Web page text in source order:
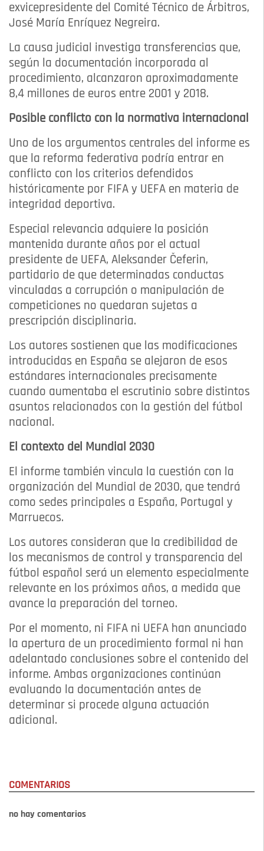
exvicepresidente del Comité Técnico de Árbitros,
José María Enríquez Negreira.
La causa judicial investiga transferencias que,
según la documentación incorporada al
procedimiento, alcanzaron aproximadamente
8,4 millones de euros entre 2001 y 2018.
Posible conflicto con la normativa internacional
Uno de los argumentos centrales del informe es
que la reforma federativa podría entrar en
conflicto con los criterios defendidos
históricamente por FIFA y UEFA en materia de
integridad deportiva.
Especial relevancia adquiere la posición
mantenida durante años por el actual
presidente de UEFA, Aleksander Čeferin,
partidario de que determinadas conductas
vinculadas a corrupción o manipulación de
competiciones no quedaran sujetas a
prescripción disciplinaria.
Los autores sostienen que las modificaciones
introducidas en España se alejaron de esos
estándares internacionales precisamente
cuando aumentaba el escrutinio sobre distintos
asuntos relacionados con la gestión del fútbol
nacional.
El contexto del Mundial 2030
El informe también vincula la cuestión con la
organización del Mundial de 2030, que tendrá
como sedes principales a España, Portugal y
Marruecos.
Los autores consideran que la credibilidad de
los mecanismos de control y transparencia del
fútbol español será un elemento especialmente
relevante en los próximos años, a medida que
avance la preparación del torneo.
Por el momento, ni FIFA ni UEFA han anunciado
la apertura de un procedimiento formal ni han
adelantado conclusiones sobre el contenido del
informe. Ambas organizaciones continúan
evaluando la documentación antes de
determinar si procede alguna actuación
adicional.
COMENTARIOS
no hay comentarios